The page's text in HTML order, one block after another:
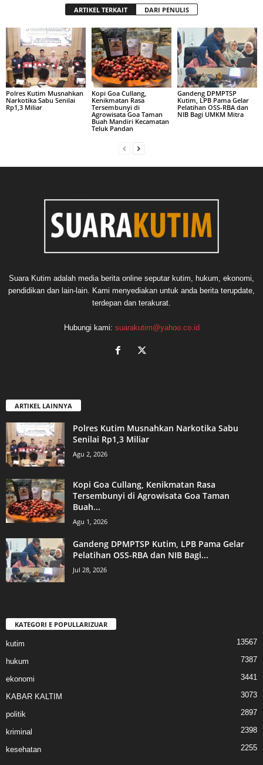
ARTIKEL TERKAIT DARI PENULIS
Polres Kutim Musnahkan
Narkotika Sabu Senilai
Rp1,3 Miliar
Kopi Goa Cullang,
Kenikmatan Rasa
Tersembunyi di
Agrowisata Goa Taman
Buah Mandiri Kecamatan
Teluk Pandan
Gandeng DPMPTSP
Kutim, LPB Pama Gelar
Pelatihan OSS-RBA dan
NIB Bagi UMKM Mitra
Suara Kutim adalah media berita online seputar kutim, hukum, ekonomi,
pendidikan dan lain-lain. Kami menyediakan untuk anda berita terupdate,
terdepan dan terakurat.
Hubungi kami: suarakutim@yahoo.co.id
ARTIKEL LAINNYA
Polres Kutim Musnahkan Narkotika Sabu
Senilai Rp1,3 Miliar
Agu 2, 2026
Kopi Goa Cullang, Kenikmatan Rasa
Tersembunyi di Agrowisata Goa Taman
Buah...
Agu 1, 2026
Gandeng DPMPTSP Kutim, LPB Pama Gelar
Pelatihan OSS-RBA dan NIB Bagi...
Jul 28, 2026
KATEGORI E POPULLARIZUAR
kutim 13567
hukum 7387
ekonomi 3441
KABAR KALTIM 3073
politik 2897
kriminal 2398
kesehatan 2255